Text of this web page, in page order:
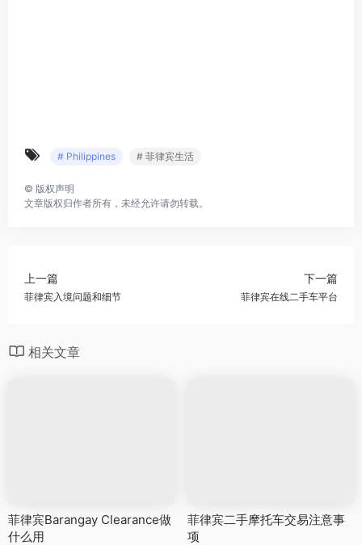
# Philippines # 菲律宾生活
© 版权声明
文章版权归作者所有，未经允许请勿转载。
上一篇
菲律宾入境问题和细节
下一篇
菲律宾在线二手车平台
相关文章
菲律宾Barangay Clearance做
什么用
菲律宾二手摩托车交易注意事
项